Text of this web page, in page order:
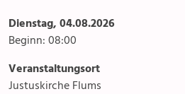
Dienstag, 04.08.2026
Beginn: 08:00
Veranstaltungsort
Justuskirche Flums
Mols-Murg-QuartenAktuelles & Fotogalerie
Links